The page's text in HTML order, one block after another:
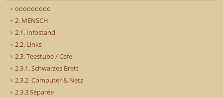
ooooooooo
2. MENSCH
2.1. Infostand
2.2. Links
2.3. Teestube / Cafe
2.3.1. Schwarzes Brett
2.3.2. Computer & Netz
2.3.3 Séparée